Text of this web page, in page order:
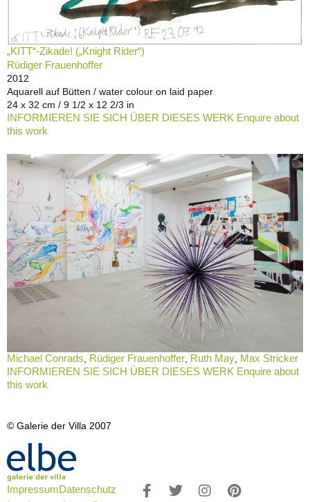
„KITT“-Zikade! („Knight Rider“)
Rüdiger Frauenhoffer
2012
Aquarell auf Bütten / water colour on laid paper
24 x 32 cm / 9 1/2 x 12 2/3 in
INFORMIEREN SIE SICH ÜBER DIESES WERK Enquire about
this work
Michael Conrads Rüdiger Frauenhoffer Ruth May Max Stricker
INFORMIEREN SIE SICH ÜBER DIESES WERK Enquire about
this work
© Galerie der Villa 2007
ImpressumDatenschutz